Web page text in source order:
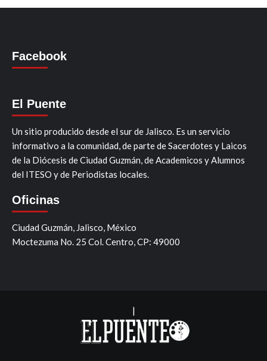
Facebook
El Puente
Un sitio producido desde el sur de Jalisco. Es un servicio
informativo a la comunidad, de parte de Sacerdotes y Laicos
de la Diócesis de Ciudad Guzmán, de Academicos y Alumnos
del ITESO y de Periodistas locales.
Oficinas
Ciudad Guzmán, Jalisco, México
Moctezuma No. 25 Col. Centro, CP: 49000
|